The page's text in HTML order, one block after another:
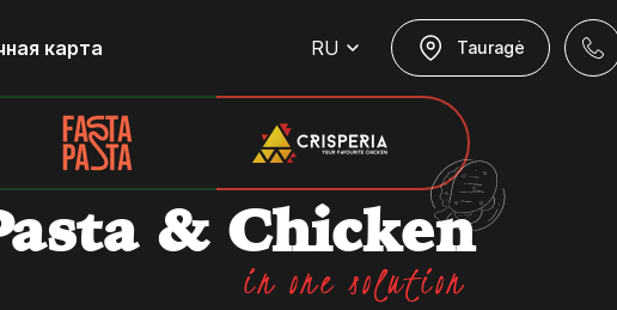
карта RU Tauragė
& Chicken
in one solution